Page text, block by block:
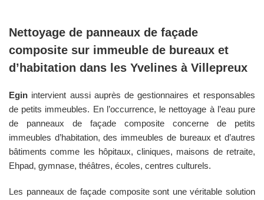
Nettoyage de panneaux de façade
composite sur immeuble de bureaux et
d’habitation dans les Yvelines à Villepreux
Egin intervient aussi auprès de gestionnaires et responsables
de petits immeubles. En l’occurrence, le nettoyage à l’eau pure
de panneaux de façade composite concerne de petits
immeubles d’habitation, des immeubles de bureaux et d’autres
bâtiments comme les hôpitaux, cliniques, maisons de retraite,
Ehpad, gymnase, théâtres, écoles, centres culturels.
Les panneaux de façade composite sont une véritable solution